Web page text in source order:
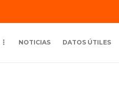
NOTICIAS DATOS ÚTILES